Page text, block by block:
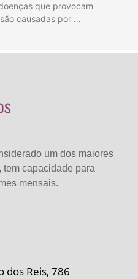
que provocam
causadas por …
um dos maiores
tem capacidade para
mensais.
dos Reis, 786